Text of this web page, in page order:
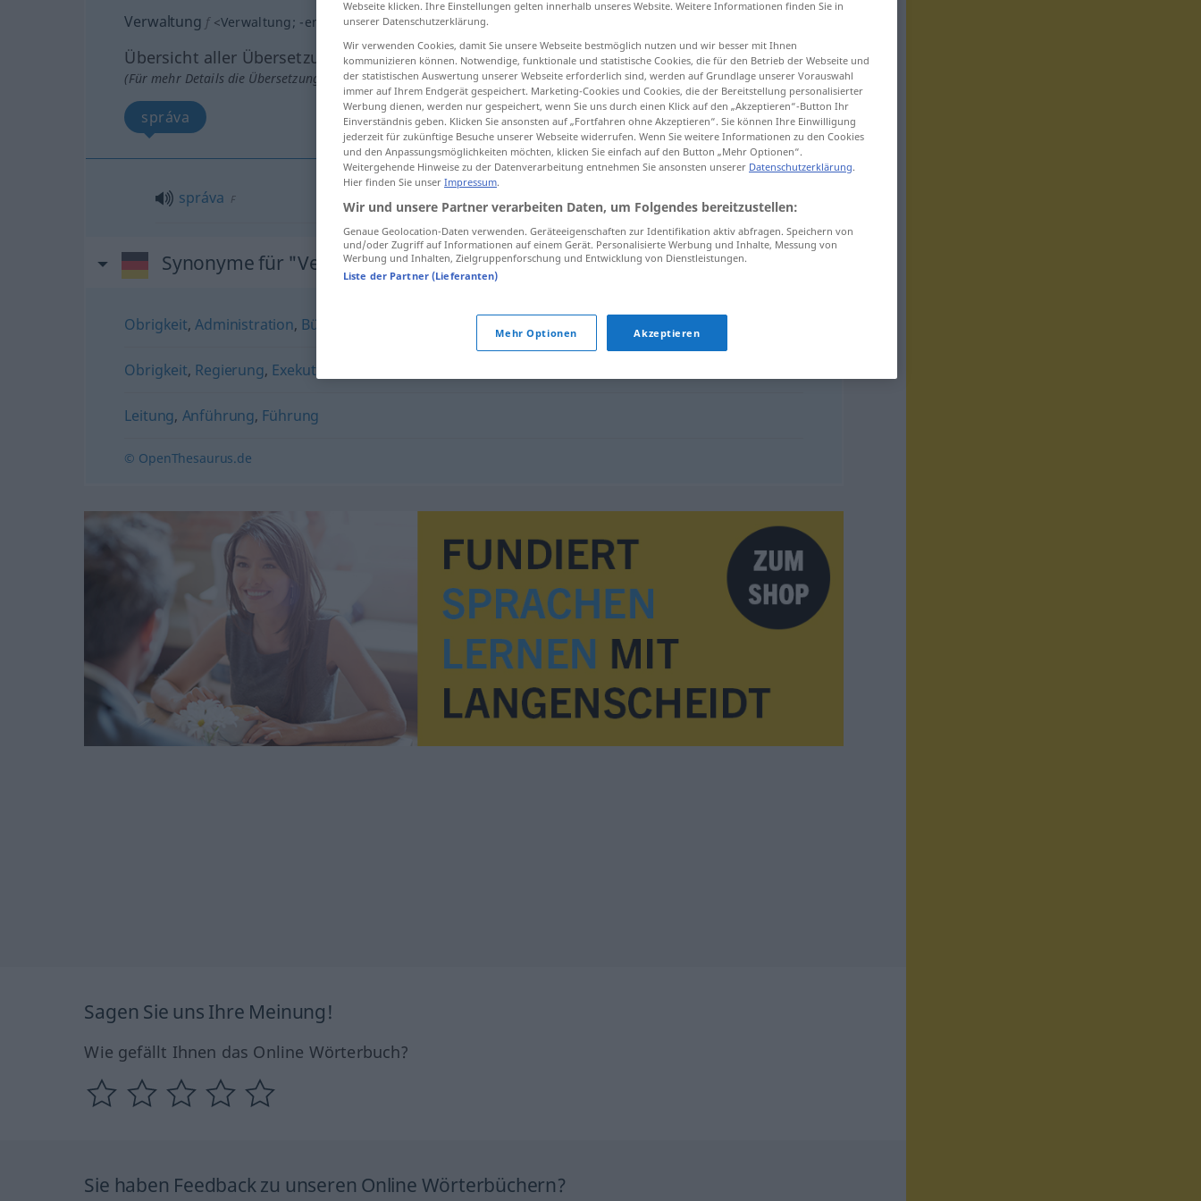
Verwaltung f <Verwaltung; -en
Übersicht aller Übersetzungen
(Für mehr Details die Übersetzung anklicken/antippen)
správa
správa F Verwaltung
Synonyme für "Verwaltung"
Obrigkeit,Administration, Bürokratie
Obrigkeit, Regierung, Exekutive
Leitung, Anführung, Führung
© OpenThesaurus.de
Sagen Sie uns Ihre Meinung!
Wie gefällt Ihnen das Online Wörterbuch?
Sie haben Feedback zu unseren Online Wörterbüchern?
Webseite klicken. Ihre Einstellungen gelten innerhalb unseres Website. Weitere Informationen finden Sie in
unserer Datenschutzerklärung.
Wir verwenden Cookies, damit Sie unsere Webseite bestmöglich nutzen und wir besser mit Ihnen
kommunizieren können. Notwendige, funktionale und statistische Cookies, die für den Betrieb der Webseite und
der statistischen Auswertung unserer Webseite erforderlich sind, werden auf Grundlage unserer Vorauswahl
immer auf Ihrem Endgerät gespeichert. Marketing-Cookies und Cookies, die der Bereitstellung personalisierter
Werbung dienen, werden nur gespeichert, wenn Sie uns durch einen Klick auf den „Akzeptieren“-Button Ihr
Einverständnis geben. Klicken Sie ansonsten auf „Fortfahren ohne Akzeptieren“. Sie können Ihre Einwilligung
jederzeit für zukünftige Besuche unserer Webseite widerrufen. Wenn Sie weitere Informationen zu den Cookies
und den Anpassungsmöglichkeiten möchten, klicken Sie einfach auf den Button „Mehr Optionen“.
Weitergehende Hinweise zu der Datenverarbeitung entnehmen Sie ansonsten unserer Datenschutzerklärung.
Hier finden Sie unser Impressum.
Wir und unsere Partner verarbeiten Daten, um Folgendes bereitzustellen:
Genaue Geolocation-Daten verwenden. Geräteeigenschaften zur Identifikation aktiv abfragen. Speichern von
und/oder Zugriff auf Informationen auf einem Gerät. Personalisierte Werbung und Inhalte, Messung von
Werbung und Inhalten, Zielgruppenforschung und Entwicklung von Dienstleistungen.
Liste der Partner (Lieferanten)
Mehr Optionen Akzeptieren